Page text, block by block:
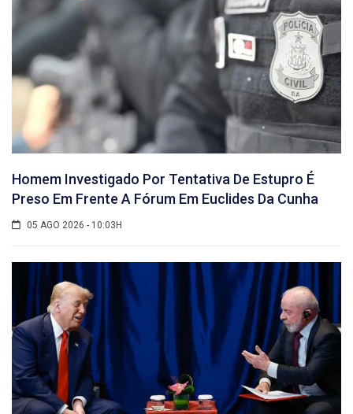
Homem Investigado Por Tentativa De Estupro É
Preso Em Frente A Fórum Em Euclides Da Cunha
05 AGO 2026 - 10:03H